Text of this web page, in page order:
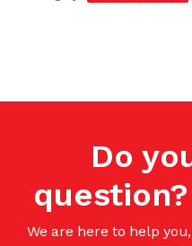
Do
We are here to help